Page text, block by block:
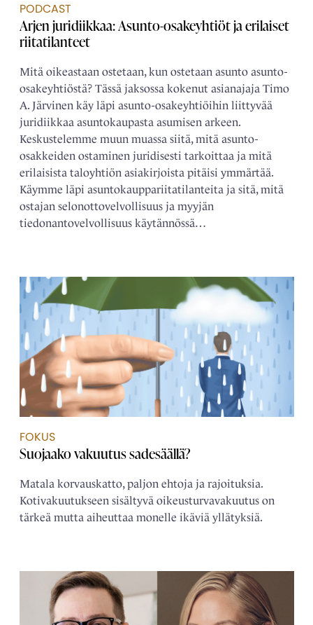
PODCAST
Arjen juridiikkaa: Asunto-osakeyhtiöt ja erilaiset
riitatilanteet
Mitä oikeastaan ostetaan, kun ostetaan asunto asunto-
osakeyhtiöstä? Tässä jaksossa kokenut asianajaja Timo
A. Järvinen käy läpi asunto-osakeyhtiöihin liittyvää
juridiikkaa asuntokaupasta asumisen arkeen.
Keskustelemme muun muassa siitä, mitä asunto-
osakkeiden ostaminen juridisesti tarkoittaa ja mitä
erilaisista taloyhtiön asiakirjoista pitäisi ymmärtää.
Käymme läpi asuntokauppariitatilanteita ja sitä, mitä
ostajan selonottovelvollisuus ja myyjän
tiedonantovelvollisuus käytännössä…
FOKUS
Suojaako vakuutus sadesäällä?
Matala korvauskatto, paljon ehtoja ja rajoituksia.
Kotivakuutukseen sisältyvä oikeusturvavakuutus on
tärkeä mutta aiheuttaa monelle ikäviä yllätyksiä.